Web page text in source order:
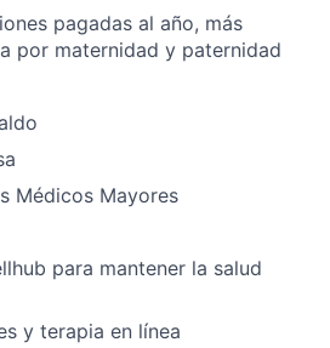
pagadas al año, más
por maternidad y paternidad
Médicos Mayores
para mantener la salud
y terapia en línea